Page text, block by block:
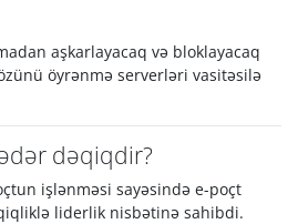
aşkarlayacaq və bloklayacaq
öyrənmə serverləri vasitəsilə
dəqiqdir?
işlənməsi sayəsində e-poçt
liderlik nisbətinə sahibdi.